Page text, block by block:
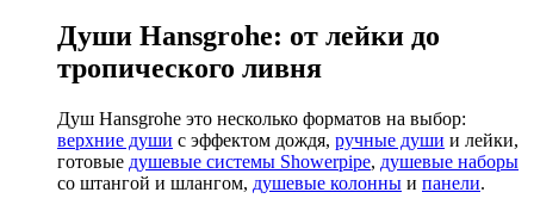
Души Hansgrohe: от лейки до
тропического ливня
Душ Hansgrohe это несколько форматов на выбор:
верхние души с эффектом дождя, ручные души и лейки,
готовые душевые системы Showerpipe, душевые наборы
со штангой и шлангом, душевые колонны и панели.